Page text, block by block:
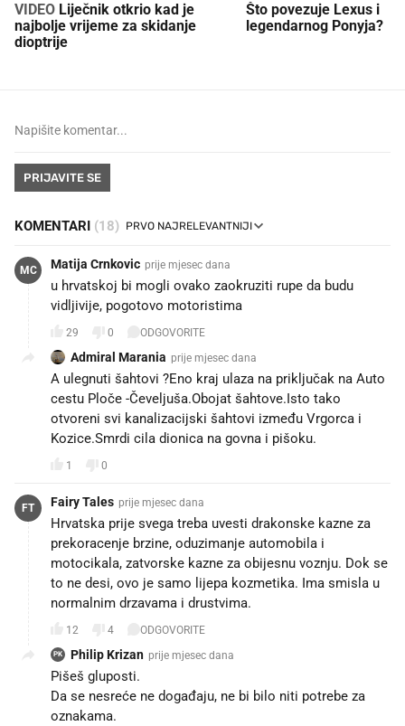
VIDEO
najbolje vrijeme za skidanje
dioptrije
Što povezuje Lexus i
legendarnog Ponyja?
PRIJAVITE SE
KOMENTARI (18)
MC Matija Crnkovic prije mjesec dana
u hrvatskoj bi mogli ovako zaokruziti rupe da budu
vidljivije, pogotovo motoristima
29 0 ODGOVORITE
Admiral Marania prije mjesec dana
A ulegnuti šahtovi ?Eno kraj ulaza na priključak na Auto
cestu Ploče -Čeveljuša.Obojat šahtove.Isto tako
otvoreni svi kanalizacijski šahtovi između Vrgorca i
Kozice.Smrdi cila dionica na govna i pišoku.
1 0
FT Fairy Tales prije mjesec dana
Hrvatska prije svega treba uvesti drakonske kazne za
prekoracenje brzine, oduzimanje automobila i
motocikala, zatvorske kazne za obijesnu voznju. Dok se
to ne desi, ovo je samo lijepa kozmetika. Ima smisla u
normalnim drzavama i drustvima.
12 4 ODGOVORITE
PK Philip Krizan prije mjesec dana
Pišeš gluposti.
Da se nesreće ne događaju, ne bi bilo niti potrebe za
oznakama.